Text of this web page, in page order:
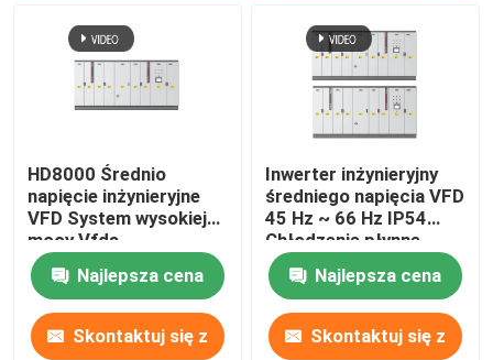
HD8000 Średnio
napięcie inżynieryjne
VFD System wysokiej
mocy Vfds
Najlepsza cena
Skontaktuj się z
Inwerter inżynieryjny
średniego napięcia VFD
45 Hz ~ 66 Hz IP54
Chłodzenie płynne
Najlepsza cena
Skontaktuj się z